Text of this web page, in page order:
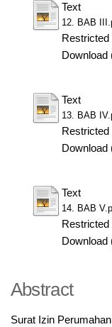
Text
12. BAB
Download
Text
13. BAB
Download
Text
14. BAB
Download
Abstract
Surat Izin